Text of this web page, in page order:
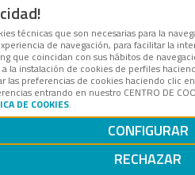
técnicas que son necesarias para la
de navegación, para facilitar la
que coincidan con sus hábitos de
la instalación de cookies de perfiles
las preferencias de cookies haciendo clic en
entrando en nuestro CENTRO DE
DE COOKIES.
CONFIGURAR
RECHAZAR